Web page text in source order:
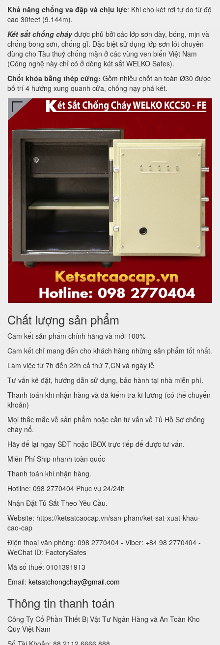
Khả năng chống va đập và chịu lực: Khi cho két rơi tự do từ độ
cao 30feet (9.144m).
Két sắt chống cháyđược phủ bởi các lớp sơn dày, bóng, mịn và
chống bong sơn, chống gỉ. Đặc biệt sử dụng lớp sơn lót chuyên
dùng cho Tàu thuỷ chống mặn ở các vùng ven biển Việt Nam
(Công nghệ này chỉ có ở dòng két sắt WELKO Safes).
Chốt khóa bằng thép cứng: Gồm nhiều chốt an toàn Ø30 được
bố trí 4 hướng xung quanh cửa, chống nạy phá két.
Chất lượng sản phẩm
Cam kết sản phẩm chính hãng và mới 100%
Cam kết chỉ mang đến cho khách hàng những sản phẩm tốt nhất.
Làm việc từ 7h đến 22h cả thứ 7,CN và ngày lễ
Tư vấn kê đặt, hướng dẫn sử dụng, bảo hành tại nhà miễn phí.
Thanh toán khi nhận hàng và đã kiểm tra kĩ lưỡng (có thể chuyển
khoản)
Mọi thắc mắc về sản phẩm hoặc cần tư vấn về Tủ Hồ Sơ chống
cháy nổ.
Hãy để lại ngay SĐT hoặc IBOX trực tiếp để được tư vấn.
Miễn Phí Ship nhanh toàn quốc
Thanh toán khi nhận hàng.
Hotline: 098 2770404 Phục vụ 24/24h
Nhận Đặt Tủ Sắt Theo Yêu Cầu.
Website: https://ketsatcaocap.vn/san-pham/ket-sat-xuat-khau-
cao-cap
Điện thoại văn phòng: 098 2770404 - Viber: +84 98 2770404 -
WeChat ID: FactorySafes
Mã số thuế: 0101391913
Email: ketsatchongchay@gmail.com
Thông tin thanh toán
Công Ty Cổ Phần Thiết Bị Vật Tư Ngân Hàng và An Toàn Kho
Qũy Việt Nam